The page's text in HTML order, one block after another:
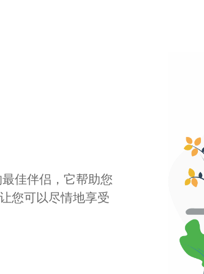
佳伴侣，它帮助您
您可以尽情地享受